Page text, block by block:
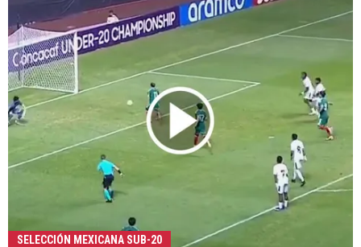
SELECCIÓN MEXICANA SUB-20